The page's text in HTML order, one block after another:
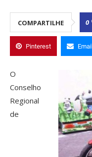
COMPARTILHE 0
Pinterest Email
O
Conselho
Regional
de